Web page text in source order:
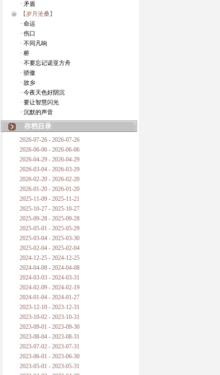
· 矛盾
【岁月沧桑】
· 命运
· 伤口
· 不同凡响
· 桥
· 不要忘记诺亚方舟
· 骄傲
· 故乡
· 今夜天色好阴沉
· 要让智慧闪光
· 沉默的声音
存档目录
2026-07-26 - 2026-07-26
2026-06-06 - 2026-06-06
2026-04-29 - 2026-04-29
2026-03-04 - 2026-03-29
2026-02-20 - 2026-02-20
2026-01-20 - 2026-01-20
2025-11-09 - 2025-11-21
2025-10-27 - 2025-10-27
2025-09-28 - 2025-09-28
2025-05-01 - 2025-05-29
2025-03-04 - 2025-03-30
2025-02-04 - 2025-02-04
2024-12-25 - 2024-12-25
2024-04-08 - 2024-04-08
2024-03-03 - 2024-03-31
2024-02-09 - 2024-02-19
2024-01-04 - 2024-01-27
2023-12-10 - 2023-12-31
2023-10-02 - 2023-10-31
2023-09-01 - 2023-09-30
2023-08-04 - 2023-08-31
2023-07-02 - 2023-07-31
2023-06-01 - 2023-06-30
2023-05-01 - 2023-05-31